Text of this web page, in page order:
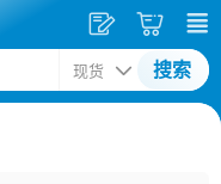
搜索
发
供
采
购